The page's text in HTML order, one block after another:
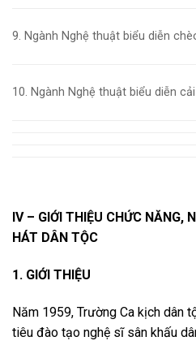
9. Ngành Nghệ thuật biểu diễn
10. Ngành Nghệ thuật biểu diễn
IV – GIỚI THIỆU CHỨC NĂNG,
HÁT DÂN TỘC
1. GIỚI THIỆU
Năm 1959, Trường Ca kịch dân
tiêu đào tạo nghệ sĩ sân khấu